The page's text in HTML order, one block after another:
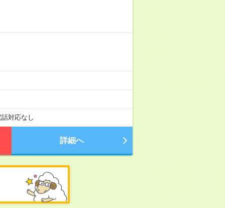
対応なし
詳細へ